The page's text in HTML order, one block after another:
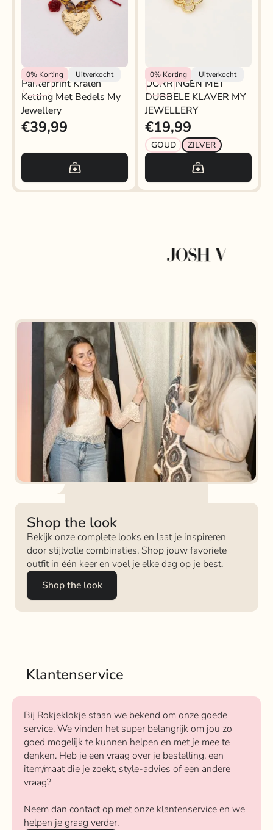
0% Korting Uitverkocht
My Jewellery
Panterprint Kralen
Ketting Met Bedels My
Jewellery
€39,99
0%Korting Uitverkocht
My Jewellery
OORRINGEN MET
DUBBELE KLAVER MY
JEWELLERY
€19,99
GOUD ZILVER
Shop the look
Bekijk onze complete looks en laat je inspireren
door stijlvolle combinaties. Shop jouw favoriete
outfit in één keer en voel je elke dag op je best.
Shop the look
Klantenservice
Bij Rokjeklokje staan we bekend om onze goede
service. We vinden het super belangrijk om jou zo
goed mogelijk te kunnen helpen en met je mee te
denken. Heb je een vraag over je bestelling, een
item/maat die je zoekt, style-advies of een andere
vraag?
Neem dan contact op met onze klantenservice en we
helpen je graag verder.